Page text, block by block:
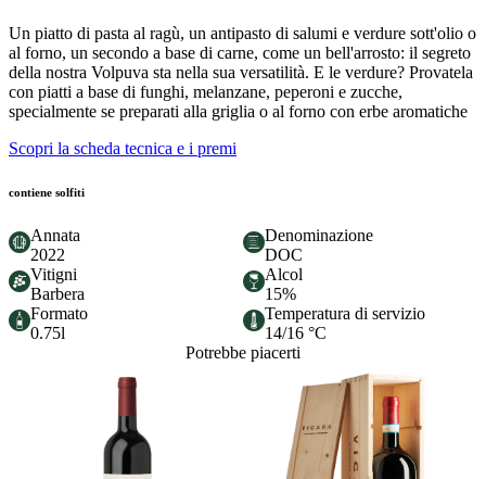
Un piatto di pasta al ragù, un antipasto di salumi e verdure sott'olio o
al forno, un secondo a base di carne, come un bell'arrosto: il segreto
della nostra Volpuva sta nella sua versatilità. E le verdure? Provatela
con piatti a base di funghi, melanzane, peperoni e zucche,
specialmente se preparati alla griglia o al forno con erbe aromatiche
Scopri la scheda tecnica e i premi
contiene solfiti
Annata
2022
Denominazione
DOC
Vitigni
Barbera
Alcol
15%
Formato
0.75l
Temperatura di servizio
14/16 °C
Potrebbe piacerti